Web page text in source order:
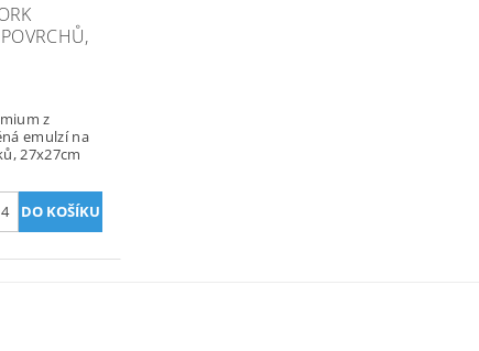
z
emulzí na
27x27cm